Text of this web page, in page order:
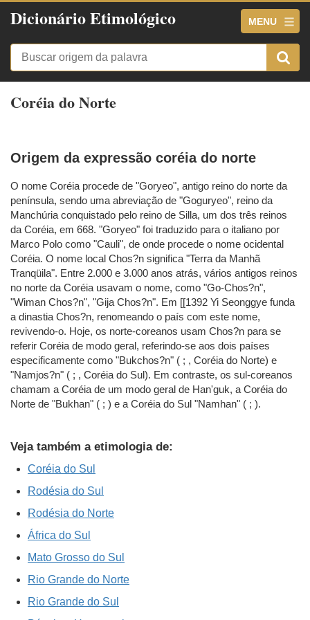
Dicionário Etimológico MENU
Coréia do Norte
Origem da expressão coréia do norte
O nome Coréia procede de "Goryeo", antigo reino do norte da
península, sendo uma abreviação de "Goguryeo", reino da
Manchúria conquistado pelo reino de Silla, um dos três reinos
da Coréia, em 668. "Goryeo" foi traduzido para o italiano por
Marco Polo como "Cauli", de onde procede o nome ocidental
Coréia. O nome local Chos?n significa "Terra da Manhã
Tranqüila". Entre 2.000 e 3.000 anos atrás, vários antigos reinos
no norte da Coréia usavam o nome, como "Go-Chos?n",
"Wiman Chos?n", "Gija Chos?n". Em [[1392 Yi Seonggye funda
a dinastia Chos?n, renomeando o país com este nome,
revivendo-o. Hoje, os norte-coreanos usam Chos?n para se
referir Coréia de modo geral, referindo-se aos dois países
especificamente como "Bukchos?n" ( ; , Coréia do Norte) e
"Namjos?n" ( ; , Coréia do Sul). Em contraste, os sul-coreanos
chamam a Coréia de um modo geral de Han'guk, a Coréia do
Norte de "Bukhan" ( ; ) e a Coréia do Sul "Namhan" ( ; ).
Veja também a etimologia de:
Coréia do Sul
Rodésia do Sul
Rodésia do Norte
África do Sul
Mato Grosso do Sul
Rio Grande do Norte
Rio Grande do Sul